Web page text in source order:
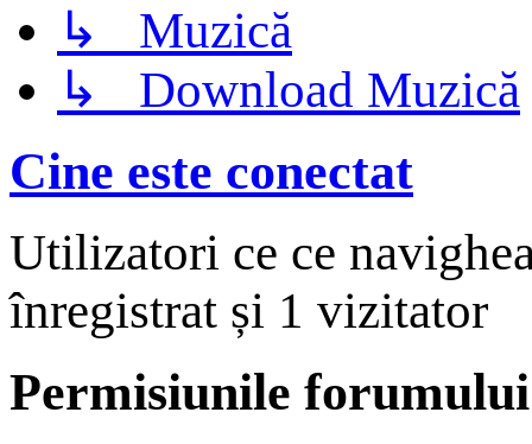
↳ Muzică
↳ Download Muzică
Cine este conectat
Utilizatori ce ce
înregistrat și 1 vizitator
Permisiunile forumului